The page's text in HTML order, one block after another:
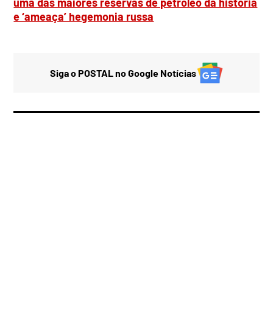
e ‘ameaça’ hegemonia russa
Siga o POSTAL no Google Notícias